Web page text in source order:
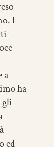
I
a
ha
gli
ed